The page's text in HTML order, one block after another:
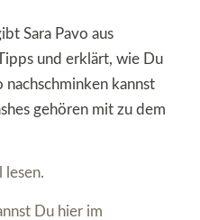
Sara Pavo aus
und erklärt, wie Du
kannst
gehören mit zu dem
lesen.
Du hier im